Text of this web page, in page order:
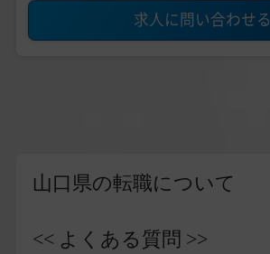
求人に問い合わせる
山口県の転職について
<< よくある質問 >>